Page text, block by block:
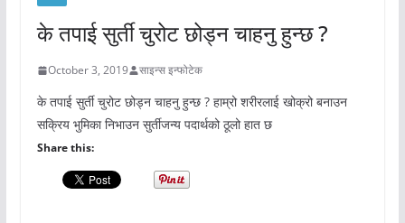
के तपाई सुर्ती चुरोट छोड्न चाहनु हुन्छ ?
October 3, 2019 साइन्स इन्फोटेक
के तपाई सुर्ती चुरोट छोड्न चाहनु हुन्छ ? हाम्रो शरीरलाई खोक्रो बनाउन
सक्रिय भुमिका निभाउन सुर्तीजन्य पदार्थको ठूलो हात छ
Share this: